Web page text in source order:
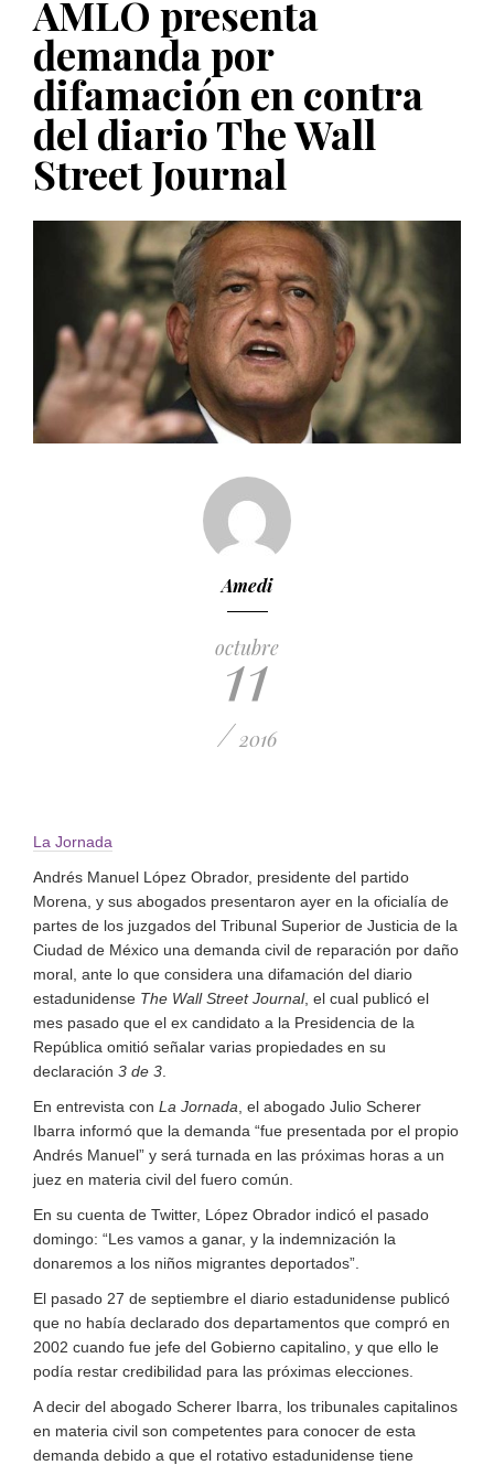
PUBLICADO EL 5 ENERO, 2023
AMLO presenta
demanda por
difamación en contra
del diario The Wall
Street Journal
Amedi
octubre
11
/ 2016
La Jornada
Andrés Manuel López Obrador, presidente del partido
Morena, y sus abogados presentaron ayer en la oficialía de
partes de los juzgados del Tribunal Superior de Justicia de la
Ciudad de México una demanda civil de reparación por daño
moral, ante lo que considera una difamación del diario
estadunidense The Wall Street Journal, el cual publicó el
mes pasado que el ex candidato a la Presidencia de la
República omitió señalar varias propiedades en su
declaración 3 de 3
En entrevista con La Jornada , el abogado Julio Scherer
Ibarra informó que la demanda
fue presentada por el propio
Andrés Manuel y será turnada en las próximas horas a un
juez en materia civil del fuero común.
En su cuenta de Twitter, López Obrador indicó el pasado
domingo:
Les vamos a ganar, y la indemnización la
donaremos a los niños migrantes deportados
El pasado 27 de septiembre el diario estadunidense publicó
que no había declarado dos departamentos que compró en
2002 cuando fue jefe del Gobierno capitalino, y que ello le
podía restar credibilidad para las próximas elecciones.
A decir del abogado Scherer Ibarra, los tribunales capitalinos
en materia civil son competentes para conocer de esta
demanda debido a que el rotativo estadunidense tiene